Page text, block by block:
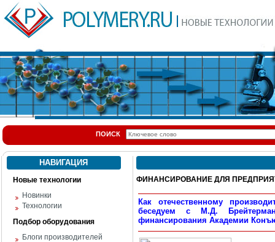
ПОИСК
НАВИГАЦИЯ
Новые технологии
Новинки
Технологии
Подбор оборудования
Блоги производителей
ФИНАНСИРОВАНИЕ ДЛЯ
Как отечественному
беседуем с М.Д.
финансирования Академии